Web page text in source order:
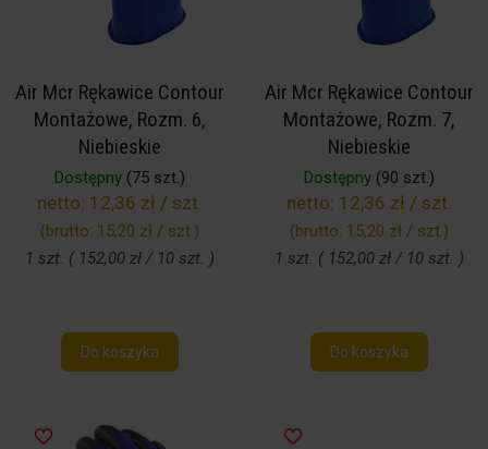
Air Mcr Rękawice Contour
Montażowe, Rozm. 6,
Niebieskie
Dostępny(75 szt.)
netto: 12,36 zł / szt.
(brutto: 15,20 zł / szt.)
1 szt. ( 152,00 zł / 10 szt. )
Do koszyka
Air Mcr Rękawice Contour
Montażowe, Rozm. 7,
Niebieskie
Dostępny(90 szt.)
netto: 12,36 zł / szt.
(brutto: 15,20 zł / szt.)
1 szt. ( 152,00 zł / 10 szt. )
Do koszyka